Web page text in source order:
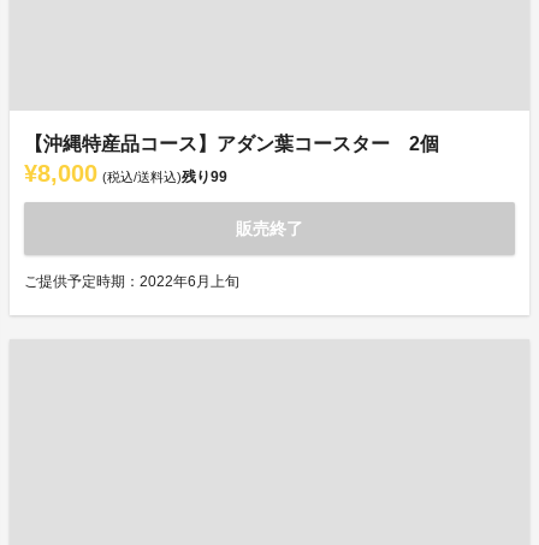
【沖縄特産品コース】アダン葉コースター 2個
¥8,000 (税込/送料込)残り99
販売終了
ご提供予定時期：2022年6月上旬